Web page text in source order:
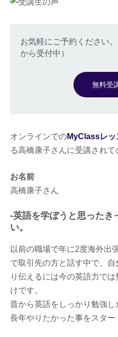
お気軽にご予約ください
から受付中）
無料受
オンラインでのMyClassレッ
る高橋康子さんに受講され
お名前
高橋康子さん
-英語を学ぼうと思ったき
い。
以前の職場で年に2度海外出
で取引先の方と話す中で、
り伝えるには今の英語力で
けです。
昔から英語をしっかり勉強し
長年やりたかった事をスター